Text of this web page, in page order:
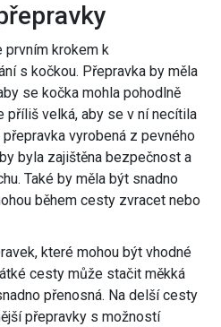
prvním krokem k
s kočkou. Přepravka by měla
se kočka mohla pohodlně
příliš velká, aby se v ní necítila
vyrobená z pevného
byla zajištěna bezpečnost a
Také by měla být snadno
během cesty zvracet nebo
které mohou být vhodné
cesty může stačit měkká
přenosná. Na delší cesty
přepravky s možností